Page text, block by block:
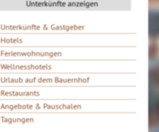
Unterkünfte & Gastgeber
Hotels
Ferienwohnungen
Wellnesshotels
Urlaub auf dem Bauernhof
Restaurants
Angebote & Pauschalen
Tagungen